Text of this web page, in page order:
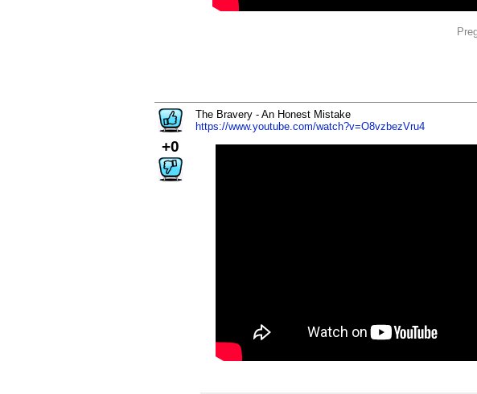
+0
The Bravery - An Honest Mistake
https://www.youtube.com/watch?v=O8vzbezVru4